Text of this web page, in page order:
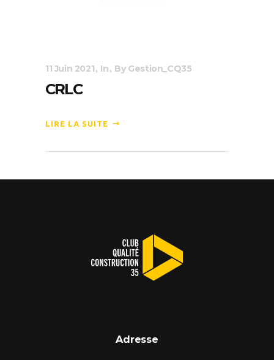
11 Juin 2021 In By Gestion_CQ35
CRLC
LIRE LA SUITE
Adresse